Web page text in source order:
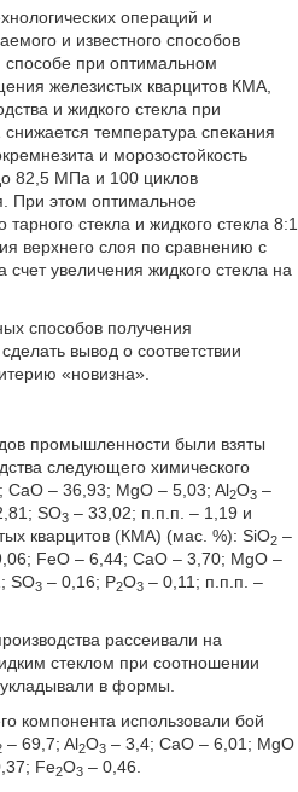
операций и
и известного способов
способе при оптимальном
железистых кварцитов КМА,
и жидкого стекла при
температура спекания
и морозостойкость
82,5 МПа и 100 циклов
При этом оптимальное
стекла и жидкого стекла 8:1
верхнего слоя по сравнению с
увеличения жидкого стекла на
способов получения
вывод о соответствии
«новизна».
промышленности были взяты
следующего химического
– 36,93; MgO – 5,03; Al2O3–
SO3– 33,02; п.п.п. – 1,19 и
кварцитов (КМА) (мас. %): SiO2–
FeO – 6,44; CaO – 3,70; MgO –
SO3– 0,16; P2O3– 0,11; п.п.п. –
рассеивали на
стеклом при соотношении
в формы.
компонента использовали бой
– 69,7; Al2O3– 3,4; CaO – 6,01; MgO
Fe2O3– 0,46.